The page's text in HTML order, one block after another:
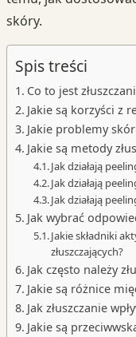
skóry.
Spis treści
Co to jest
Jakie są korzyści z
Jakie problemy
Jakie są metody
Jak działają
Jak działają
Jak działają
Jak wybrać
Jakie składniki
złuszczających?
Jak często należy
Jakie są różnice
Jak złuszczanie
Jakie są